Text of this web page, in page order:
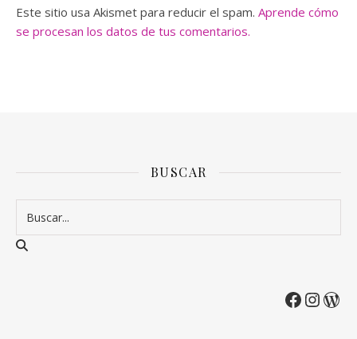
Este sitio usa Akismet para reducir el spam. Aprende cómo
se procesan los datos de tus comentarios.
BUSCAR